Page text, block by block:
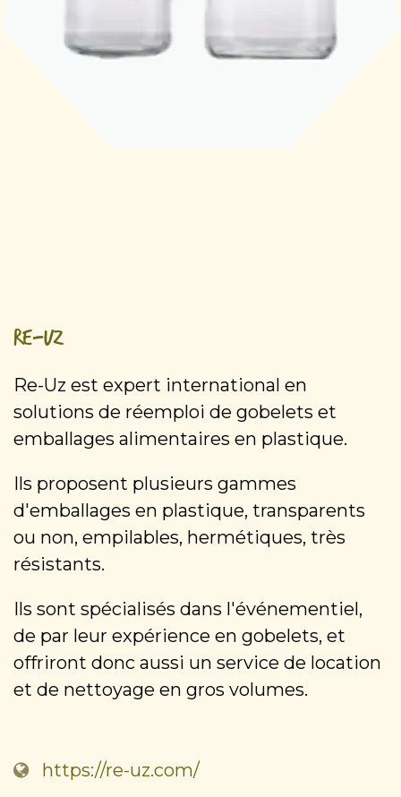
Re-Uz
Re-Uz est expert international en
solutions de réemploi de gobelets et
emballages alimentaires en plastique.
Ils proposent plusieurs gammes
d'emballages en plastique, transparents
ou non, empilables, hermétiques, très
résistants.
Ils sont spécialisés dans l'événementiel,
de par leur expérience en gobelets, et
offriront donc aussi un service de location
et de nettoyage en gros volumes.
https://re-uz.com/